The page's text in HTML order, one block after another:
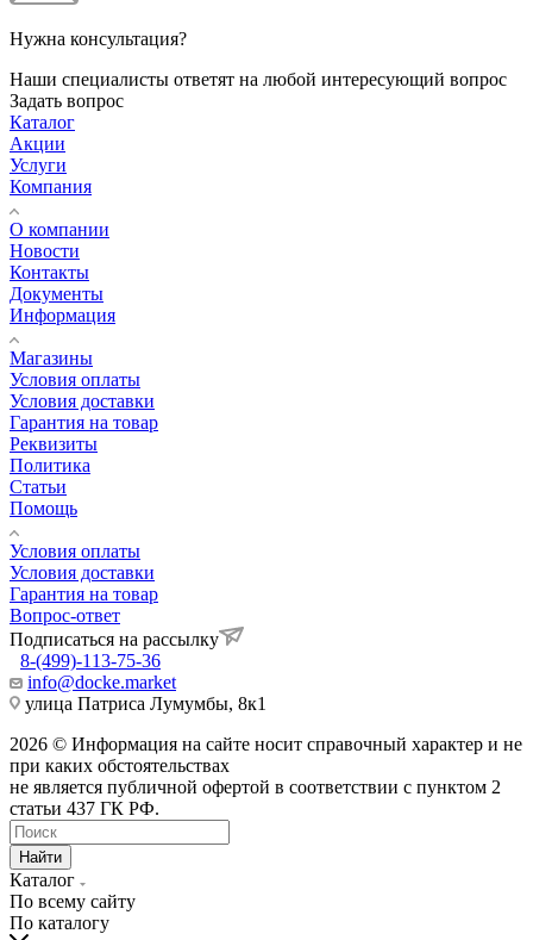
Нужна консультация?
Наши специалисты ответят на любой интересующий вопрос
Задать вопрос
Каталог
Акции
Услуги
Компания
О компании
Новости
Контакты
Документы
Информация
Магазины
Условия оплаты
Условия доставки
Гарантия на товар
Реквизиты
Политика
Статьи
Помощь
Условия оплаты
Условия доставки
Гарантия на товар
Вопрос-ответ
Подписаться на рассылку
8-(499)-113-75-36
info@docke.market
улица Патриса Лумумбы, 8к1
2026 © Информация на сайте носит справочный характер и не
при каких обстоятельствах
не является публичной офертой в соответствии с пунктом 2
статьи 437 ГК РФ.
Найти
Каталог
По всему сайту
По каталогу